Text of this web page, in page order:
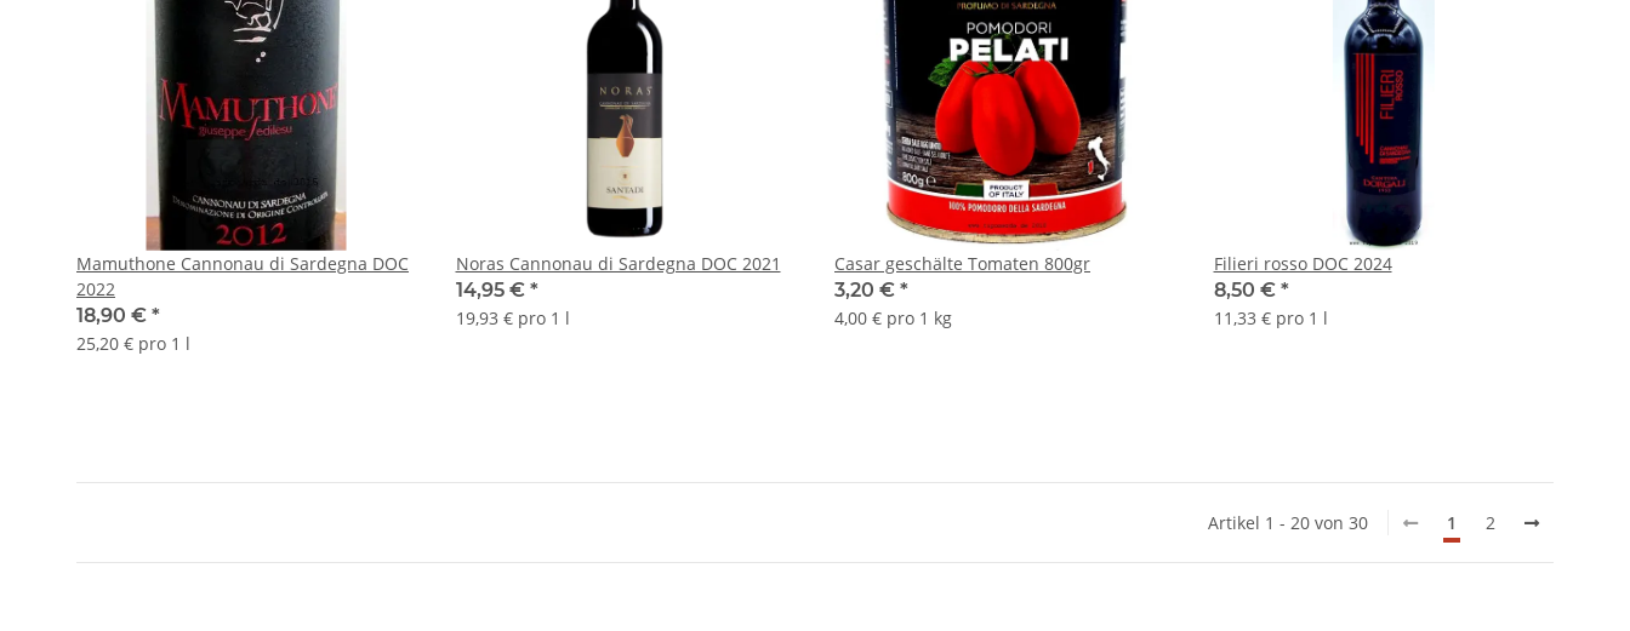
Mamuthone Cannonau di Sardegna DOC
2022
18,90 € *
25,20 € pro 1 l
Noras Cannonau di Sardegna DOC 2021
14,95 € *
19,93 € pro 1 l
Casar geschälte Tomaten 800gr
3,20 € *
4,00 € pro 1 kg
Filieri rosso DOC 2024
8,50 € *
11,33 € pro 1 l
Artikel 1 - 20 von 30 1 2